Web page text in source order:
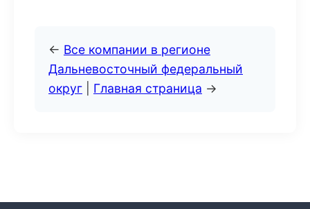
← Все компании в регионе
Дальневосточный федеральный
округ
Главная страница →